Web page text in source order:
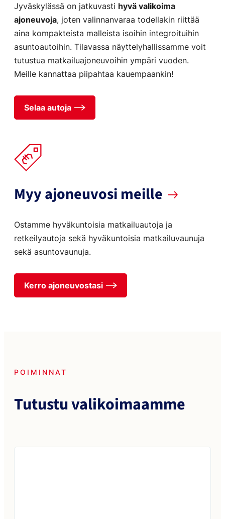
Jyväskylässä on jatkuvasti hyvä valikoima
ajoneuvoja, joten valinnanvaraa todellakin riittää
aina kompakteista malleista isoihin integroituihin
asuntoautoihin. Tilavassa näyttelyhallissamme voit
tutustua matkailuajoneuvoihin ympäri vuoden.
Meille kannattaa piipahtaa kauempaankin!
Selaa autoja
Myy ajoneuvosi meille
Ostamme hyväkuntoisia matkailuautoja ja
retkeilyautoja sekä hyväkuntoisia matkailuvaunuja
sekä asuntovaunuja.
Kerro ajoneuvostasi
POIMINNAT
Tutustu valikoimaamme